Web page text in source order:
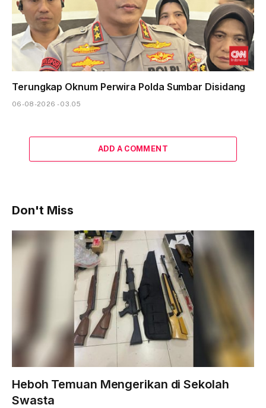
Terungkap Oknum Perwira Polda Sumbar Disidang
06-08-2026 - 03.05
ADD A COMMENT
Don't Miss
Heboh Temuan Mengerikan di Sekolah
Swasta